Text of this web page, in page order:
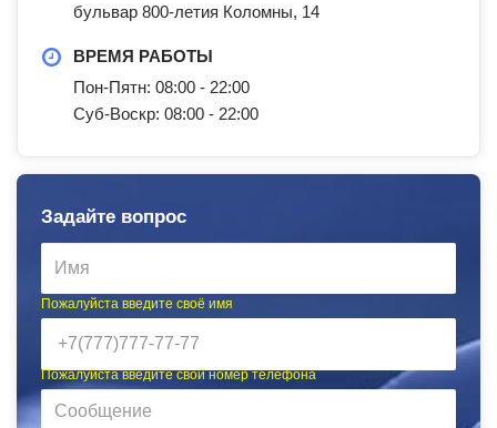
бульвар 800-летия Коломны, 14
ВРЕМЯ РАБОТЫ
Пон-Пятн: 08:00 - 22:00
Суб-Воскр: 08:00 - 22:00
Задайте вопрос
Пожалуйста введите своё имя
Пожалуйста введите свой номер телефона